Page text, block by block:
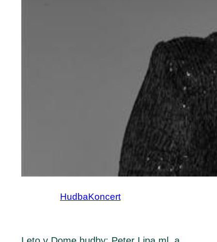
HudbaKoncert